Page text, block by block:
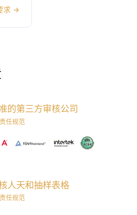
求 →
的第三方审核公司
任规范
人天和抽样表格
任规范